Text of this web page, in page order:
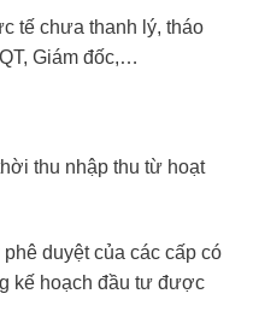
tế chưa thanh lý, tháo
Giám đốc,…
thu nhập thu từ hoạt
duyệt của các cấp có
kế hoạch đầu tư được